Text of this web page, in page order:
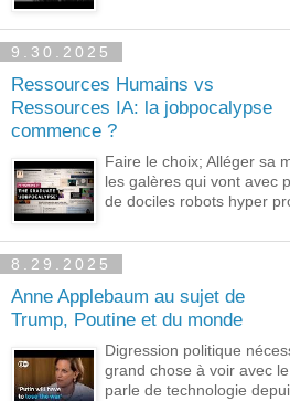
9.30.2025
Ressources Humains vs
Ressources IA: la jobpocalypse
commence ?
Faire le choix; Alléger sa
les galères qui vont avec
de dociles robots hyper
8.29.2025
Anne Applebaum au sujet de
Trump, Poutine et du monde
Digression politique
grand chose à voir avec
parle de technologie